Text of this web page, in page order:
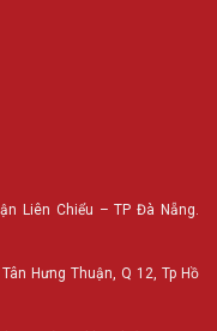
Liên Chiểu – TP Đà Nẵng.
Hưng Thuận, Q 12, Tp Hồ